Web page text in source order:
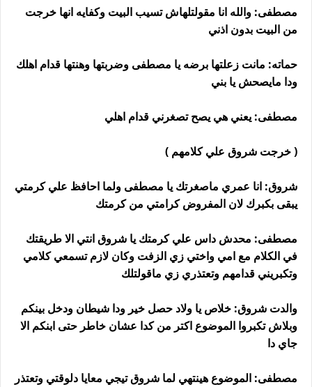
مصطفى: والله انا مقولتلهاش تسيب البيت وكفايه انها خرجت
من البيت بدون اذني
حماته: مانت زعلتها برضه يا مصطفى وضربتها وهنتها قدام اهلك
ودا مايصحش يا بني
مصطفى: يعني هي يصح تصغرني قدام اهلي
( خرجت شروق علي كلامهم )
شروق: انا عمري ماصغرتك يا مصطفى ولما احافظ علي كرمتي
يبقى بكبرك لان المفروض كرامتي من كرمتك
مصطفى: محدش داس علي كرمتك يا شروق انتي الا طريقتك
في الكلام مع امي واختي زي الزفت وكان لازم تسمعي كلامي
وتكبريني قدامهم وتعتذري زي ماقولتلك
والدت شروق: خلاص يا ولاد حصل خير ودا شيطان ودخل بينكم
وبلاش تكبروا الموضوع اكتر من كدا عشان خاطر حتى ابنكم الا
جاي دا
مصطفى: الموضوع هينتهي لما شروق تيجي معايا دلوقتي وتعتذر